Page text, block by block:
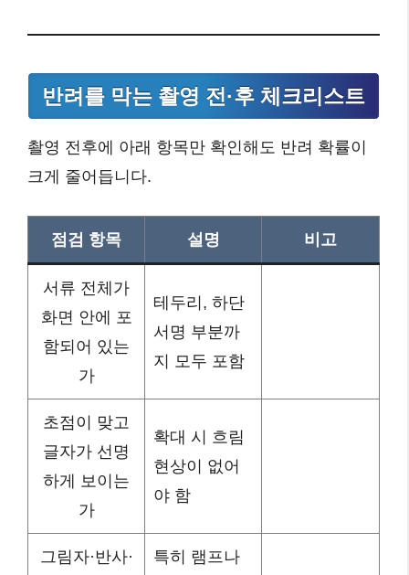
반려를 막는 촬영 전·후 체크리스트
촬영 전후에 아래 항목만 확인해도 반려 확률이
크게 줄어듭니다.
점검 항목 설명 비고
서류 전체가
화면 안에 포
함되어 있는
가
테두리, 하단
서명 부분까
지 모두 포함
초점이 맞고
글자가 선명
하게 보이는
가
확대 시 흐림
현상이 없어
야 함
그림자·반사·
특히 램프나